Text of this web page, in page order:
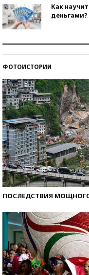
Как
деньгами?
ФОТОИСТОРИИ
ПОСЛЕДСТВИЯ